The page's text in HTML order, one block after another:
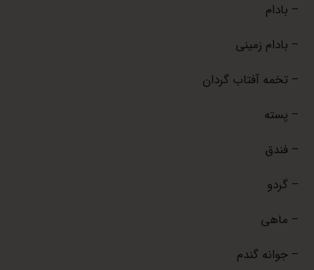
– بادام
– بادام زمینی
– تخمه آفتاب گردان
– پسته
– فندق
– گردو
– ماهی
– جوانه گندم